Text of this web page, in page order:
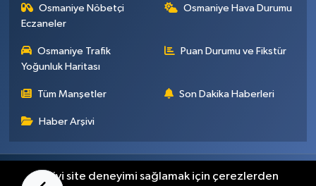
Osmaniye Nöbetçi
Eczaneler
Osmaniye Hava Durumu
Osmaniye Trafik
Yoğunluk Haritası
Puan Durumu ve Fikstür
Tüm Manşetler Son Dakika Haberleri
Haber Arşivi
Künye İletişim Gizlilik Sözleşmesi
En iyi site deneyimi sağlamak için çerezlerden